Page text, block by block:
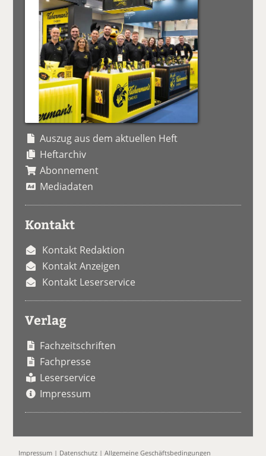
Auszug aus dem aktuellen Heft
Heftarchiv
Abonnement
Mediadaten
Kontakt
Kontakt Redaktion
Kontakt Anzeigen
Kontakt Leserservice
Verlag
Fachzeitschriften
Fachpresse
Leserservice
Impressum
Impressum | Datenschutz |Allgemeine Geschäftsbedingungen